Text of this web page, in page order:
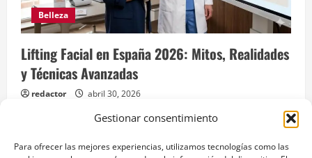
Gestionar consentimiento
Para ofrecer las mejores experiencias, utilizamos tecnologías como las
Belleza
Lifting Facial en España 2026: Mitos, Realidades
y Técnicas Avanzadas
redactor abril 30, 2026